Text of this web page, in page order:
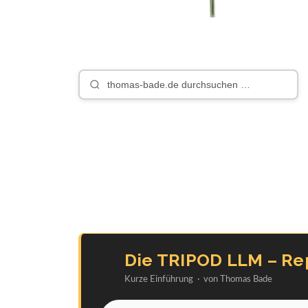
Die TRIPOD LLM –
Kurze Einführung · von Thomas Bade